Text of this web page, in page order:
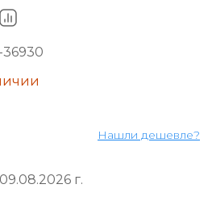
Нашли дешевле?
г.